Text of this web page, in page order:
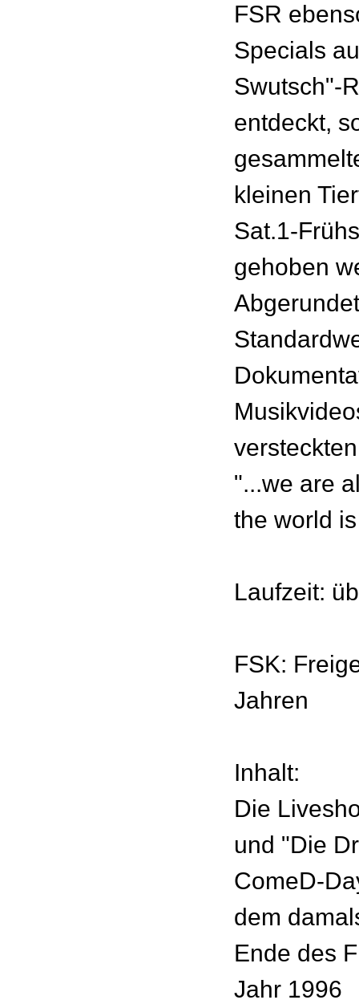
FSR
Specials
Swutsch"-
entdeckt,
kleinen
Sat.1-
gehoben
"...we are
the world
Laufzeit:
FSK:
Jahren
Inhalt:
Die
und "Die
ComeD-
dem
Ende des
Jahr 1996